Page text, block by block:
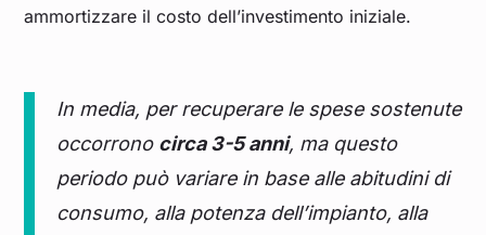
ammortizzare il costo dell’investimento iniziale.
In media, per recuperare le spese sostenute
occorrono circa 3-5 anni, ma questo
periodo può variare in base alle abitudini di
consumo, alla potenza dell’impianto, alla